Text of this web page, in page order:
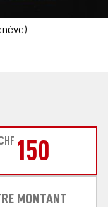
150
MONTANT